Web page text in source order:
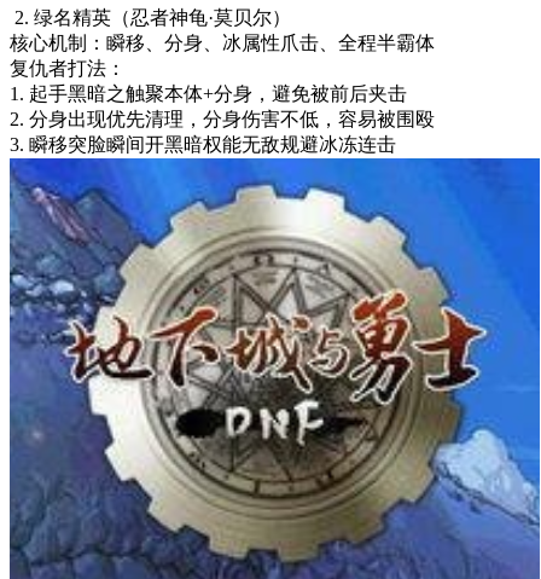
2. 绿名精英（忍者神龟·莫贝尔）
核心机制：瞬移、分身、冰属性爪击、全程半霸体
复仇者打法：
1. 起手黑暗之触聚本体+分身，避免被前后夹击
2. 分身出现优先清理，分身伤害不低，容易被围殴
3. 瞬移突脸瞬间开黑暗权能无敌规避冰冻连击